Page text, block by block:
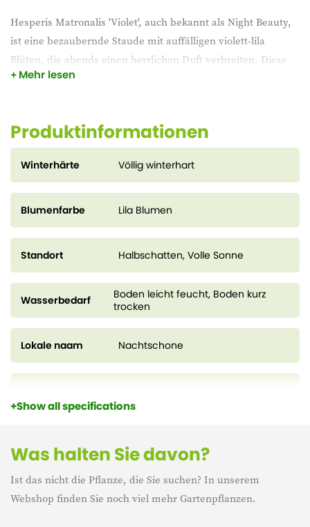
Hesperis Matronalis 'Violet', auch bekannt als Night Beauty,
ist eine bezaubernde Staude mit auffälligen violett-lila
Blüten, die abends einen herrlichen Duft verbreiten. Diese
Pflanze blüht vom späten Frühjahr bis zum Frühsommer
halbschattigen Standort und einen gut durchlässigen,
feuchten Boden. Ihre duftenden Blüten ziehen Bienen,
Schmetterlinge und nachtaktive Insekten an und machen sie
zu einem echten Stimmungsaufheller.
Mehr lesen
Produktinformationen
Winterhärte Völlig winterhart
Blumenfarbe Lila Blumen
Standort Halbschatten, Volle Sonne
Wasserbedarf
Boden leicht feucht, Boden kurz
trocken
Lokale naam Nachtschone
Höhe 20 cm
Show all specifications
Was halten Sie davon?
Ist das nicht die Pflanze, die Sie suchen? In unserem
Webshop finden Sie noch viel mehr Gartenpflanzen.